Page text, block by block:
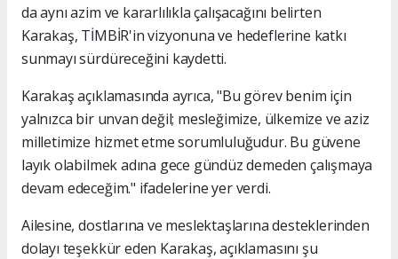
da aynı azim ve kararlılıkla çalışacağını belirten
Karakaş, TİMBİR'in vizyonuna ve hedeflerine katkı
sunmayı sürdüreceğini kaydetti.
Karakaş açıklamasında ayrıca, "Bu görev benim için
yalnızca bir unvan değil; mesleğimize, ülkemize ve aziz
milletimize hizmet etme sorumluluğudur. Bu güvene
layık olabilmek adına gece gündüz demeden çalışmaya
devam edeceğim." ifadelerine yer verdi.
Ailesine, dostlarına ve meslektaşlarına desteklerinden
dolayı teşekkür eden Karakaş, açıklamasını şu